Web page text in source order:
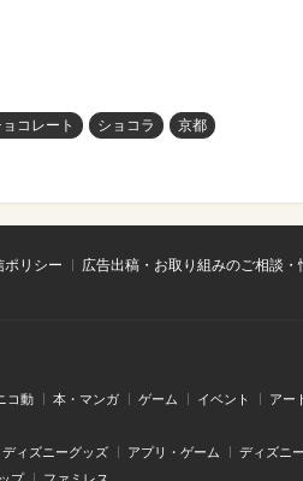
コレート ショコラ 京都
ポリシー
広告出稿・お取り組みのご相談
コ動 本・マンガ ゲーム イベント アー
ディズニーグッズ アプリ・ゲーム ディズニ